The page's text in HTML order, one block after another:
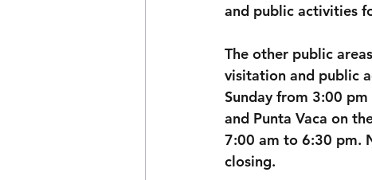
and public activities
The other public
visitation and public
Sunday from 3:00
and Punta Vaca on
7:00 am to 6:30 pm.
closing.